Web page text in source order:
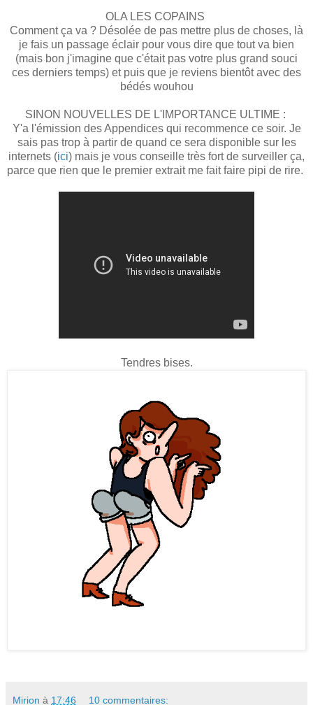
OLA LES COPAINS
Comment ça va ? Désolée de pas mettre plus de choses, là
je fais un passage éclair pour vous dire que tout va bien
(mais bon j'imagine que c'était pas votre plus grand souci
ces derniers temps) et puis que je reviens bientôt avec des
bédés wouhou
SINON NOUVELLES DE L'IMPORTANCE ULTIME :
Y'a l'émission des Appendices qui recommence ce soir. Je
sais pas trop à partir de quand ce sera disponible sur les
internets (ici) mais je vous conseille très fort de surveiller ça,
parce que rien que le premier extrait me fait faire pipi de rire.
Tendres bises.
Mirion à 17:46 10 commentaires: